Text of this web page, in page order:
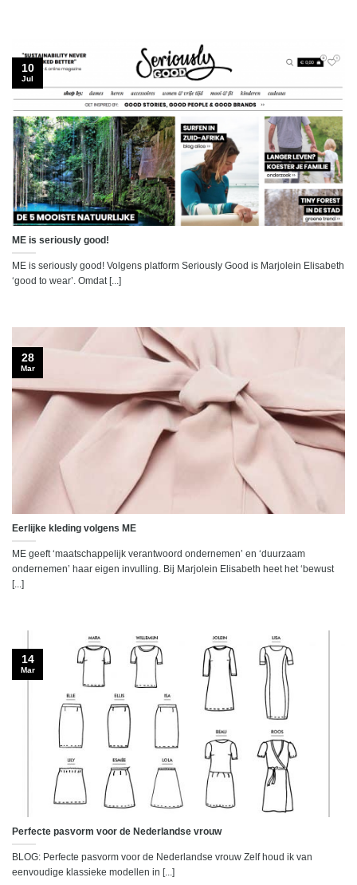
ME is seriously good!
ME is seriously good! Volgens platform Seriously Good is Marjolein Elisabeth
‘good to wear’. Omdat [...]
10
Jul
Eerlijke kleding volgens ME
ME geeft ‘maatschappelijk verantwoord ondernemen’ en ‘duurzaam
ondernemen’ haar eigen invulling. Bij Marjolein Elisabeth heet het ‘bewust
[...]
28
Mar
Perfecte pasvorm voor de Nederlandse vrouw
BLOG: Perfecte pasvorm voor de Nederlandse vrouw Zelf houd ik van
eenvoudige klassieke modellen in [...]
14
Mar